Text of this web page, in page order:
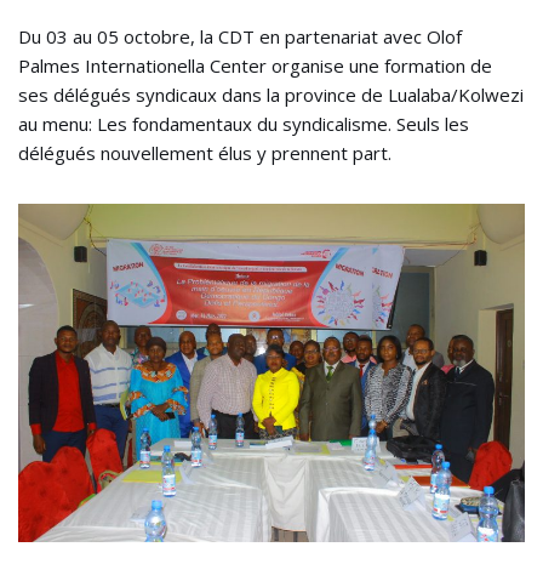
Du 03 au 05 octobre, la CDT en partenariat avec Olof
Palmes Internationella Center organise une formation de
ses délégués syndicaux dans la province de Lualaba/Kolwezi
au menu: Les fondamentaux du syndicalisme. Seuls les
délégués nouvellement élus y prennent part.